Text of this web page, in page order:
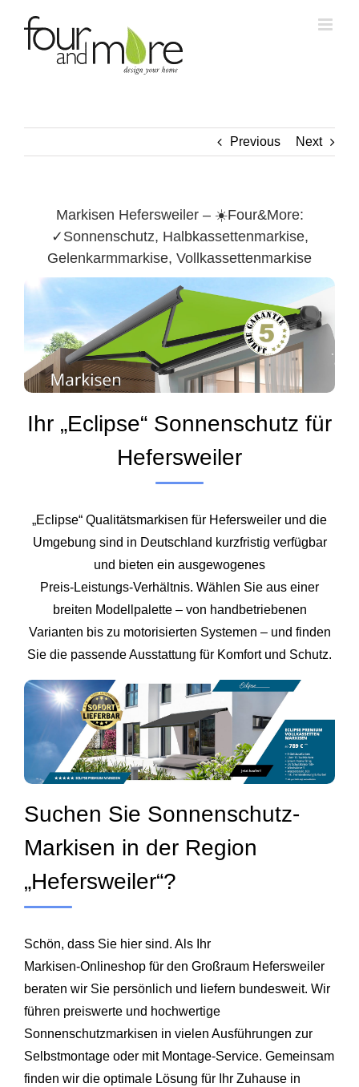
content
Previous Next
Markisen Hefersweiler – ☀️Four&More:
✓Sonnenschutz, Halbkassettenmarkise,
Gelenkarmmarkise, Vollkassettenmarkise
Ihr „Eclipse“ Sonnenschutz für
Hefersweiler
„Eclipse“ Qualitätsmarkisen für Hefersweiler und die
Umgebung sind in Deutschland kurzfristig verfügbar
und bieten ein ausgewogenes
Preis‑Leistungs‑Verhältnis. Wählen Sie aus einer
breiten Modellpalette – von handbetriebenen
Varianten bis zu motorisierten Systemen – und finden
Sie die passende Ausstattung für Komfort und Schutz.
Suchen Sie Sonnenschutz-
Markisen in der Region
„Hefersweiler“?
Schön, dass Sie hier sind. Als Ihr
Markisen‑Onlineshop für den Großraum Hefersweiler
beraten wir Sie persönlich und liefern bundesweit. Wir
führen preiswerte und hochwertige
Sonnenschutzmarkisen in vielen Ausführungen zur
Selbstmontage oder mit Montage-Service. Gemeinsam
finden wir die optimale Lösung für Ihr Zuhause in